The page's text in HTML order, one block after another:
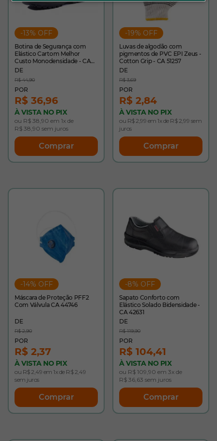
-13% OFF
Botina de Segurança com
Elástico Cartom Melhor
Custo Monodensidade - CA
17137
R$ 44,90
R$ 36,96
À VISTA NO PIX
ou R$ 38,90 em 1x de
R$ 38,90 sem juros
Comprar
-19% OFF
Luvas de algodão com
pigmentos de PVC EPI Zeus -
Cotton Grip - CA 51257
R$ 3,69
R$ 2,84
À VISTA NO PIX
ou R$ 2,99 em 1x de R$ 2,99 sem
juros
Comprar
-14% OFF
Máscara de Proteção PFF2
Com Válvula CA 44746
R$ 2,90
R$ 2,37
À VISTA NO PIX
ou R$ 2,49 em 1x de R$ 2,49
sem juros
Comprar
-8% OFF
Sapato Conforto com
Elástico Solado Bidensidade -
CA 42631
R$ 119,90
R$ 104,41
À VISTA NO PIX
ou R$ 109,90 em 3x de
R$ 36,63 sem juros
Comprar